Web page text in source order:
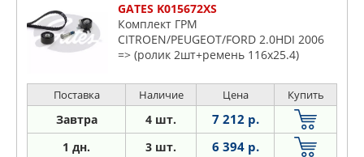
GATES K015672XS
Комплект ГРМ
CITROEN/PEUGEOT/FORD 2.0HDI 2006
=> (ролик 2шт+ремень 116x25.4)
Поставка Наличие Цена Купить
Завтра 4 шт. 7 212 р.
1 дн. 3 шт. 6 394 р.